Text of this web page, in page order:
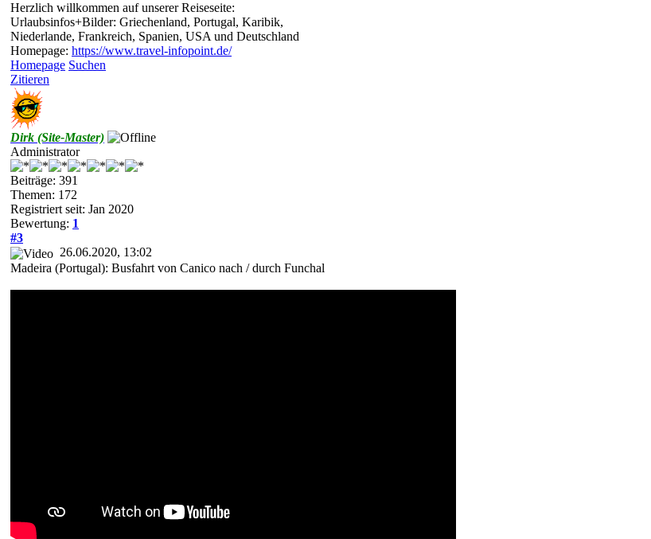
Herzlich willkommen auf unserer Reiseseite:
Urlaubsinfos+Bilder: Griechenland, Portugal, Karibik,
Niederlande, Frankreich, Spanien, USA und Deutschland
Homepage: https://www.travel-infopoint.de/
Homepage Suchen
Zitieren
Dirk (Site-Master)
Administrator
Beiträge: 391
Themen: 172
Registriert seit: Jan 2020
Bewertung: 1
#3
26.06.2020, 13:02
Madeira (Portugal): Busfahrt von Canico nach / durch Funchal